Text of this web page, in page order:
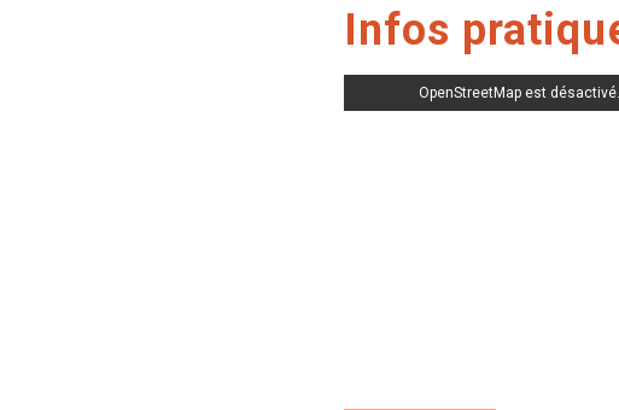
Infos
OpenStreetMap est désactivé.